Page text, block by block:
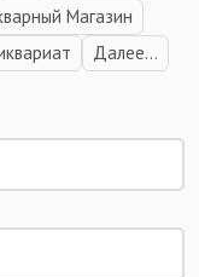
Магазин
Далее...